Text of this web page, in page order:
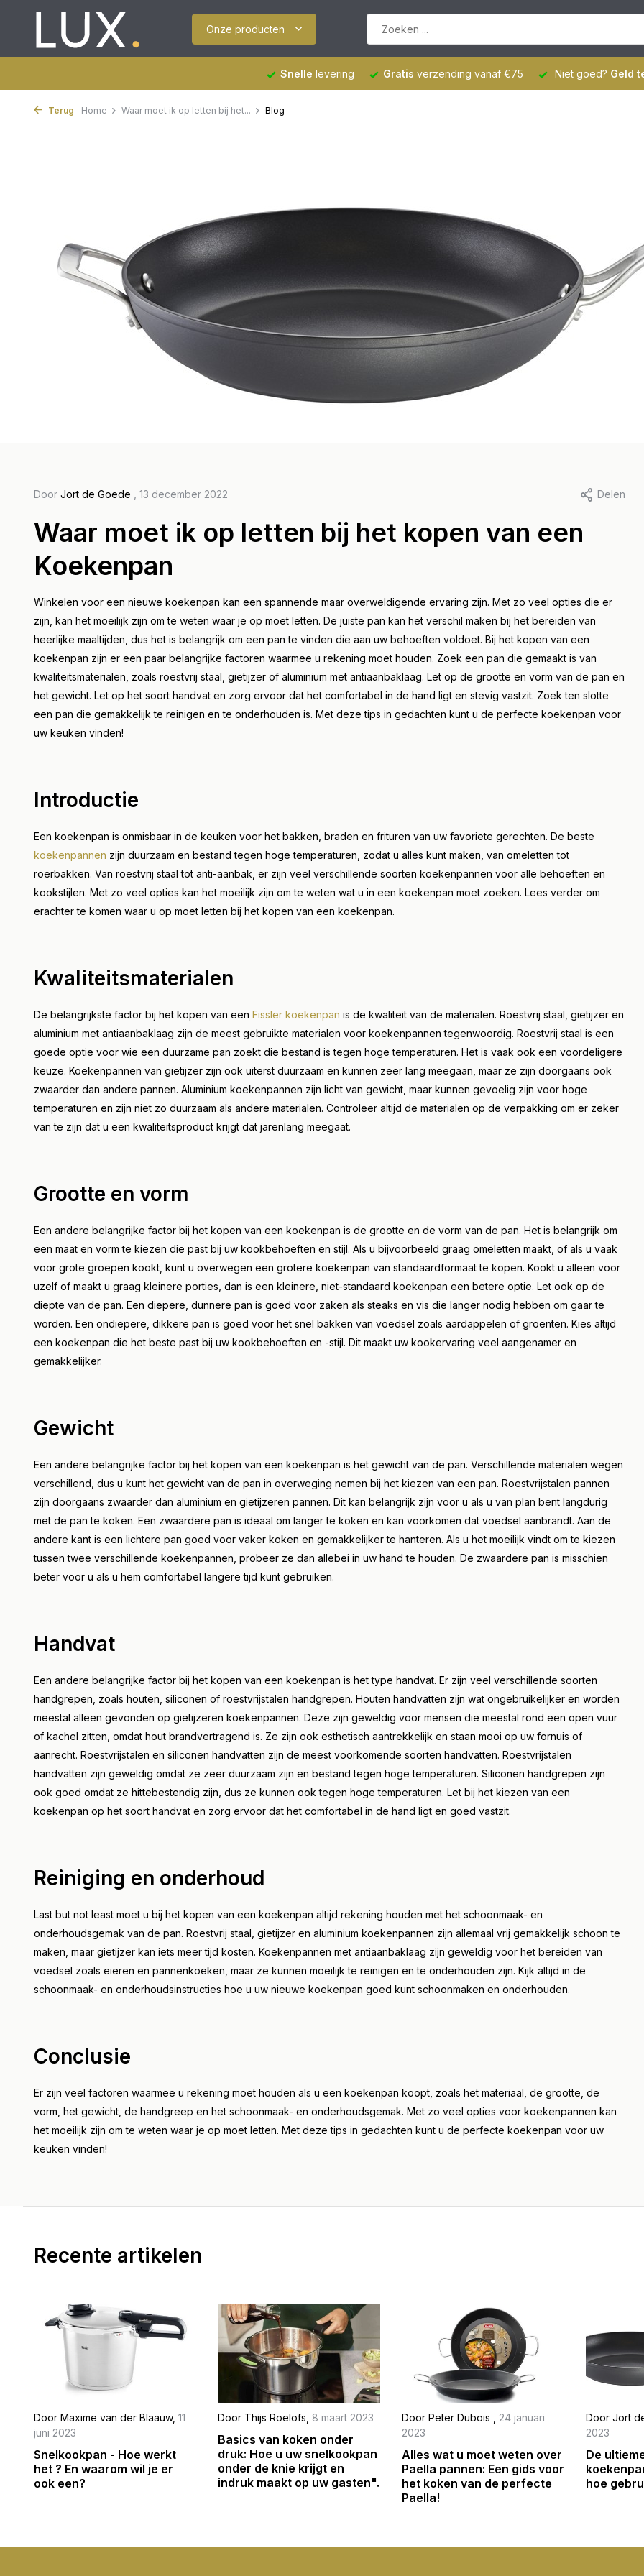
Onze producten
Snelle levering Gratis verzending vanaf €75 Niet goed? Geld
Terug Home Waar moet ik op letten bij het... Blog
Door Jort de Goede , 13 december 2022 Delen
Waar moet ik op letten bij het kopen van een
Koekenpan
Winkelen voor een nieuwe koekenpan kan een spannende maar overweldigende ervaring zijn. Met zo veel opties die er
zijn, kan het moeilijk zijn om te weten waar je op moet letten. De juiste pan kan het verschil maken bij het bereiden van
heerlijke maaltijden, dus het is belangrijk om een pan te vinden die aan uw behoeften voldoet. Bij het kopen van een
koekenpan zijn er een paar belangrijke factoren waarmee u rekening moet houden. Zoek een pan die gemaakt is van
kwaliteitsmaterialen, zoals roestvrij staal, gietijzer of aluminium met antiaanbaklaag. Let op de grootte en vorm van de pan en
het gewicht. Let op het soort handvat en zorg ervoor dat het comfortabel in de hand ligt en stevig vastzit. Zoek ten slotte
een pan die gemakkelijk te reinigen en te onderhouden is. Met deze tips in gedachten kunt u de perfecte koekenpan voor
uw keuken vinden!
Introductie
Een koekenpan is onmisbaar in de keuken voor het bakken, braden en frituren van uw favoriete gerechten. De beste
koekenpannen zijn duurzaam en bestand tegen hoge temperaturen, zodat u alles kunt maken, van omeletten tot
roerbakken. Van roestvrij staal tot anti-aanbak, er zijn veel verschillende soorten koekenpannen voor alle behoeften en
kookstijlen. Met zo veel opties kan het moeilijk zijn om te weten wat u in een koekenpan moet zoeken. Lees verder om
erachter te komen waar u op moet letten bij het kopen van een koekenpan.
Kwaliteitsmaterialen
De belangrijkste factor bij het kopen van een Fissler koekenpan is de kwaliteit van de materialen. Roestvrij staal, gietijzer en
aluminium met antiaanbaklaag zijn de meest gebruikte materialen voor koekenpannen tegenwoordig. Roestvrij staal is een
goede optie voor wie een duurzame pan zoekt die bestand is tegen hoge temperaturen. Het is vaak ook een voordeligere
keuze. Koekenpannen van gietijzer zijn ook uiterst duurzaam en kunnen zeer lang meegaan, maar ze zijn doorgaans ook
zwaarder dan andere pannen. Aluminium koekenpannen zijn licht van gewicht, maar kunnen gevoelig zijn voor hoge
temperaturen en zijn niet zo duurzaam als andere materialen. Controleer altijd de materialen op de verpakking om er zeker
van te zijn dat u een kwaliteitsproduct krijgt dat jarenlang meegaat.
Grootte en vorm
Een andere belangrijke factor bij het kopen van een koekenpan is de grootte en de vorm van de pan. Het is belangrijk om
een maat en vorm te kiezen die past bij uw kookbehoeften en stijl. Als u bijvoorbeeld graag omeletten maakt, of als u vaak
voor grote groepen kookt, kunt u overwegen een grotere koekenpan van standaardformaat te kopen. Kookt u alleen voor
uzelf of maakt u graag kleinere porties, dan is een kleinere, niet-standaard koekenpan een betere optie. Let ook op de
diepte van de pan. Een diepere, dunnere pan is goed voor zaken als steaks en vis die langer nodig hebben om gaar te
worden. Een ondiepere, dikkere pan is goed voor het snel bakken van voedsel zoals aardappelen of groenten. Kies altijd
een koekenpan die het beste past bij uw kookbehoeften en -stijl. Dit maakt uw kookervaring veel aangenamer en
gemakkelijker.
Gewicht
Een andere belangrijke factor bij het kopen van een koekenpan is het gewicht van de pan. Verschillende materialen wegen
verschillend, dus u kunt het gewicht van de pan in overweging nemen bij het kiezen van een pan. Roestvrijstalen pannen
zijn doorgaans zwaarder dan aluminium en gietijzeren pannen. Dit kan belangrijk zijn voor u als u van plan bent langdurig
met de pan te koken. Een zwaardere pan is ideaal om langer te koken en kan voorkomen dat voedsel aanbrandt. Aan de
andere kant is een lichtere pan goed voor vaker koken en gemakkelijker te hanteren. Als u het moeilijk vindt om te kiezen
tussen twee verschillende koekenpannen, probeer ze dan allebei in uw hand te houden. De zwaardere pan is misschien
beter voor u als u hem comfortabel langere tijd kunt gebruiken.
Handvat
Een andere belangrijke factor bij het kopen van een koekenpan is het type handvat. Er zijn veel verschillende soorten
handgrepen, zoals houten, siliconen of roestvrijstalen handgrepen. Houten handvatten zijn wat ongebruikelijker en worden
meestal alleen gevonden op gietijzeren koekenpannen. Deze zijn geweldig voor mensen die meestal rond een open vuur
of kachel zitten, omdat hout brandvertragend is. Ze zijn ook esthetisch aantrekkelijk en staan mooi op uw fornuis of
aanrecht. Roestvrijstalen en siliconen handvatten zijn de meest voorkomende soorten handvatten. Roestvrijstalen
handvatten zijn geweldig omdat ze zeer duurzaam zijn en bestand tegen hoge temperaturen. Siliconen handgrepen zijn
ook goed omdat ze hittebestendig zijn, dus ze kunnen ook tegen hoge temperaturen. Let bij het kiezen van een
koekenpan op het soort handvat en zorg ervoor dat het comfortabel in de hand ligt en goed vastzit.
Reiniging en onderhoud
Last but not least moet u bij het kopen van een koekenpan altijd rekening houden met het schoonmaak- en
onderhoudsgemak van de pan. Roestvrij staal, gietijzer en aluminium koekenpannen zijn allemaal vrij gemakkelijk schoon te
maken, maar gietijzer kan iets meer tijd kosten. Koekenpannen met antiaanbaklaag zijn geweldig voor het bereiden van
voedsel zoals eieren en pannenkoeken, maar ze kunnen moeilijk te reinigen en te onderhouden zijn. Kijk altijd in de
schoonmaak- en onderhoudsinstructies hoe u uw nieuwe koekenpan goed kunt schoonmaken en onderhouden.
Conclusie
Er zijn veel factoren waarmee u rekening moet houden als u een koekenpan koopt, zoals het materiaal, de grootte, de
vorm, het gewicht, de handgreep en het schoonmaak- en onderhoudsgemak. Met zo veel opties voor koekenpannen kan
het moeilijk zijn om te weten waar je op moet letten. Met deze tips in gedachten kunt u de perfecte koekenpan voor uw
keuken vinden!
weten over Paella
pannen: Een gids
de perfecte Paella!
Lees meer
De ultieme gids
het en hoe
Lees meer
Recente artikelen
Door Maxime van der Blaauw, 11
juni 2023
Snelkookpan - Hoe werkt
het ? En waarom wil je er
ook een?
Door Thijs Roelofs 8 maart 2023
Basics van koken onder
druk: Hoe u uw snelkookpan
onder de knie krijgt en
indruk maakt op uw gasten".
Door Peter Dubois
24 januari
2023
Alles wat u moet weten over
Paella pannen: Een gids voor
het koken van de perfecte
Paella!
Door Jort
2023
De
hoe